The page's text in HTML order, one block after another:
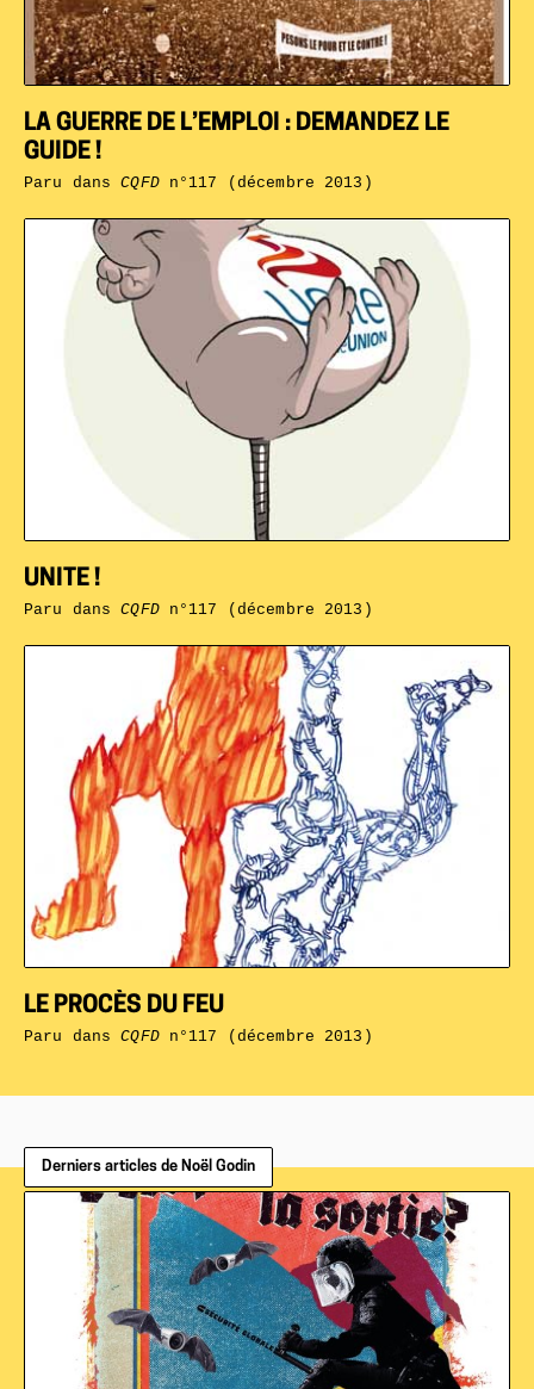
LE PROCÈS DU FEU
Paru dansCQFDn°117 (décembre 2013)
UNITE !
Paru dansCQFDn°117 (décembre 2013)
LA GUERRE DE L’EMPLOI : DEMANDEZ LE
GUIDE !
Paru dansCQFDn°117 (décembre 2013)
Derniers articles de Noël Godin